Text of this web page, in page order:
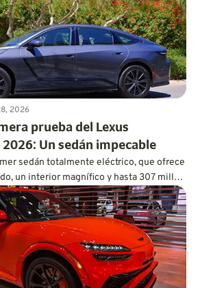
2026
prueba del Lexus
2026: Un sedán impecable
sedán totalmente eléctrico, que ofrece
un interior magnífico y hasta 307 millas